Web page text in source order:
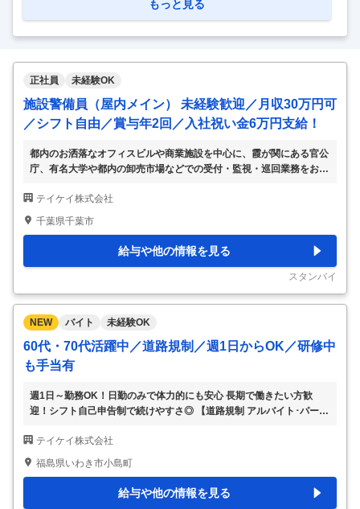
務、保険請求業務、 各種経費の管理） ・行政管理・対応 ・
有…
もっと見る
正社員 未経験OK
施設警備員（屋内メイン） 未経験歓迎／月収30万円可
／シフト自由／賞与年2回／入社祝い金6万円支給！
都内のお洒落なオフィスビルや商業施設を中心に、霞が関にある官公
庁、有名大学や都内の卸売市場などでの受付・監視・巡回業務をお任
ある勤務先の中から、あなたが希望される場所をご選択できます。い
ずれも駅近にあるので、通勤もしやすいはず。もちろん、シフトの調
仕事のPoint＞ ★一人になる心配ナシ！ 都内の案件であれば、複数名
で勤務。大型ビルや商業施設であれば、30～40名規模になるので、
近くには必ず先輩がいます。そのため、一人ぼっちになることなく、
安心して勤務できます。 ★体…
テイケイ株式会社
千葉県千葉市
給与や他の情報を見る
スタンバイ
NEW バイト 未経験OK
60代・70代活躍中／道路規制／週1日からOK／研修中
も手当有
週1日～勤務OK！日勤のみで体力的にも安心 長期で働きたい方歓
迎！シフト自己申告制で続けやすさ◎ 【道路規制 アルバイト･パート
ても日給保証あり ◆復職（再入社）祝い金5万円支給 ◆資格のある方
は、高額手当支給！ ◆制服クリーニング無料 ◆交通費全額支給 【道
事現場等の交通規制が必要な場所に 標識や、カラーコーン等の規制
帯を設置 ・工事中は車両の誘導を行います。 ・終了したら速やかに
テイケイ株式会社
福島県いわき市小島町
給与や他の情報を見る